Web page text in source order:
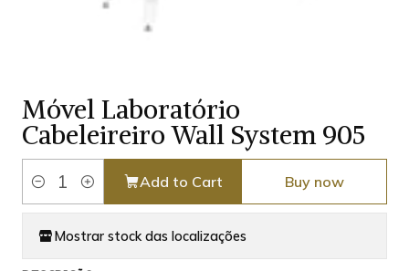
Móvel Laboratório
Cabeleireiro Wall System 905
Quantity
Add to Cart Buy now
Mostrar stock das localizações